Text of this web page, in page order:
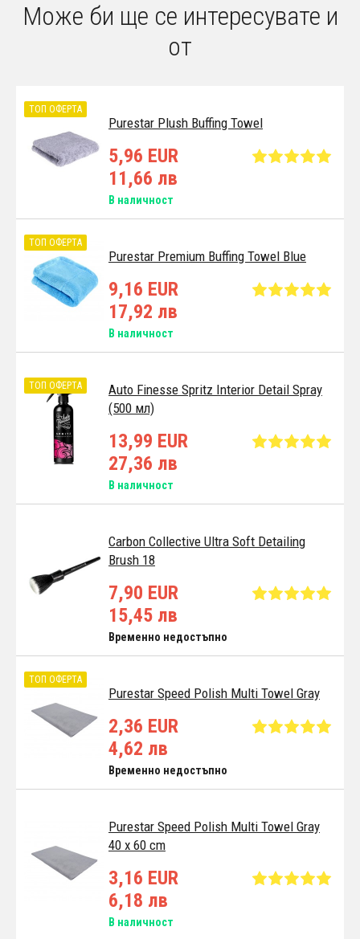
Може би ще се интересувате и
от
Purestar Plush Buffing Towel
ТОП ОФЕРТА
5,96 EUR
11,66 лв
В наличност
Purestar Premium Buffing Towel Blue
ТОП ОФЕРТА
9,16 EUR
17,92 лв
В наличност
Auto Finesse Spritz Interior Detail Spray
(500 мл)
ТОП ОФЕРТА
13,99 EUR
27,36 лв
В наличност
Carbon Collective Ultra Soft Detailing
Brush 18
7,90 EUR
15,45 лв
Временно недостъпно
Purestar Speed Polish Multi Towel Gray
ТОП ОФЕРТА
2,36 EUR
4,62 лв
Временно недостъпно
Purestar Speed Polish Multi Towel Gray
40 x 60 cm
3,16 EUR
6,18 лв
В наличност